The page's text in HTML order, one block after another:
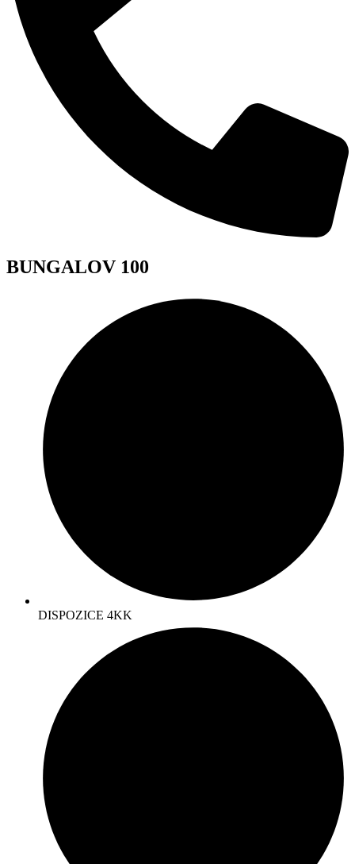
BUNGALOV 100
DISPOZICE 4KK